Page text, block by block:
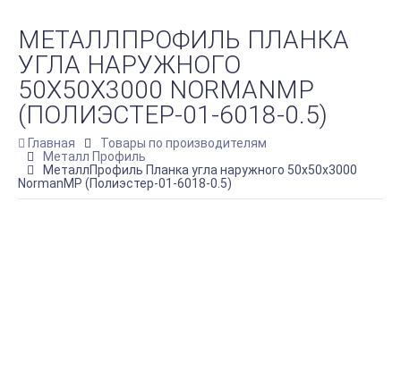
МЕТАЛЛПРОФИЛЬ ПЛАНКА
УГЛА НАРУЖНОГО
50Х50Х3000 NORMANMP
(ПОЛИЭСТЕР-01-6018-0.5)
Главная
Товары по производителям
Металл Профиль
МеталлПрофиль Планка угла наружного 50х50х3000
NormanMP (Полиэстер-01-6018-0.5)